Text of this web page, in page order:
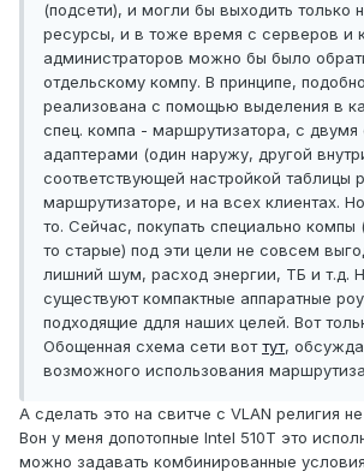
(подсети), и могли бы выходить только
ресурсы, и в тоже время с серверов и
администраторов можно бы было
отдельскому компу. В принципе,
реализована с помощью выделения в
спец. компа - маршрутизатора, с двумя
адаптерами (один наружу, другой
соответствующей настройкой таблицы
маршрутизаторе, и на всех клиентах.
то. Сейчас, покупать специально компы
то старые) под эти цели не совсем
лишний шум, расход энергии, ТБ и т.д.
существуют компактные аппаратные
подходящие ддля наших целей. Вот
Обощенная схема сети воттут,
возможного использования
А сделать это на свитче с VLAN религия
Вон у меня допотопные Intel 510T это
можно задавать комбинированные